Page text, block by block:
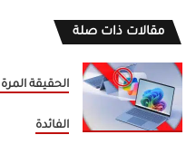
مقالات ذات صلة
الفائدة